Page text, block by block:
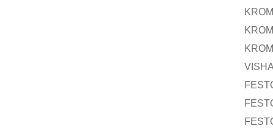
KROM
KROM
KROM